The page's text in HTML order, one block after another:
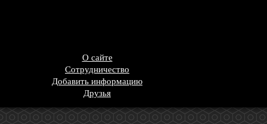
О сайте
Сотрудничество
Добавить информацию
Друзья